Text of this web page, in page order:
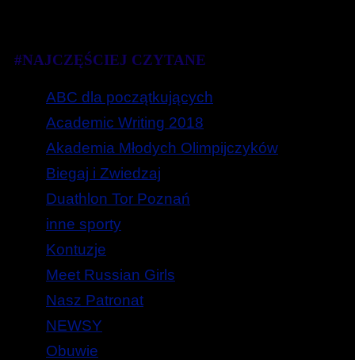
#NAJCZĘŚCIEJ CZYTANE
ABC dla początkujących
Academic Writing 2018
Akademia Młodych Olimpijczyków
Biegaj i Zwiedzaj
Duathlon Tor Poznań
inne sporty
Kontuzje
Meet Russian Girls
Nasz Patronat
NEWSY
Obuwie